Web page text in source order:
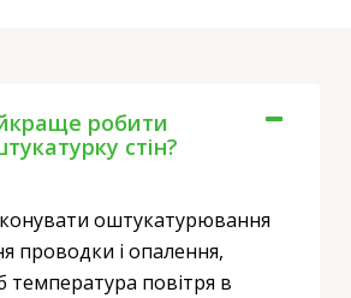
робити
стін?
оштукатурювання
проводки і опалення,
температура повітря в